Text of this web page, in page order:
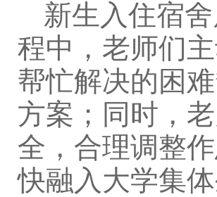
新生入住宿
程中，老师们
帮忙解决的困
方案；同时，
全，合理调整
快融入大学集